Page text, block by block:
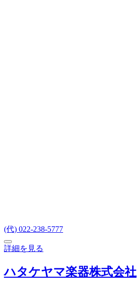
(代) 022-238-5777
詳細を見る
ハタケヤマ楽器株式会社